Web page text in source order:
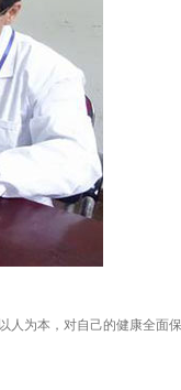
为本，对自己的健康全面